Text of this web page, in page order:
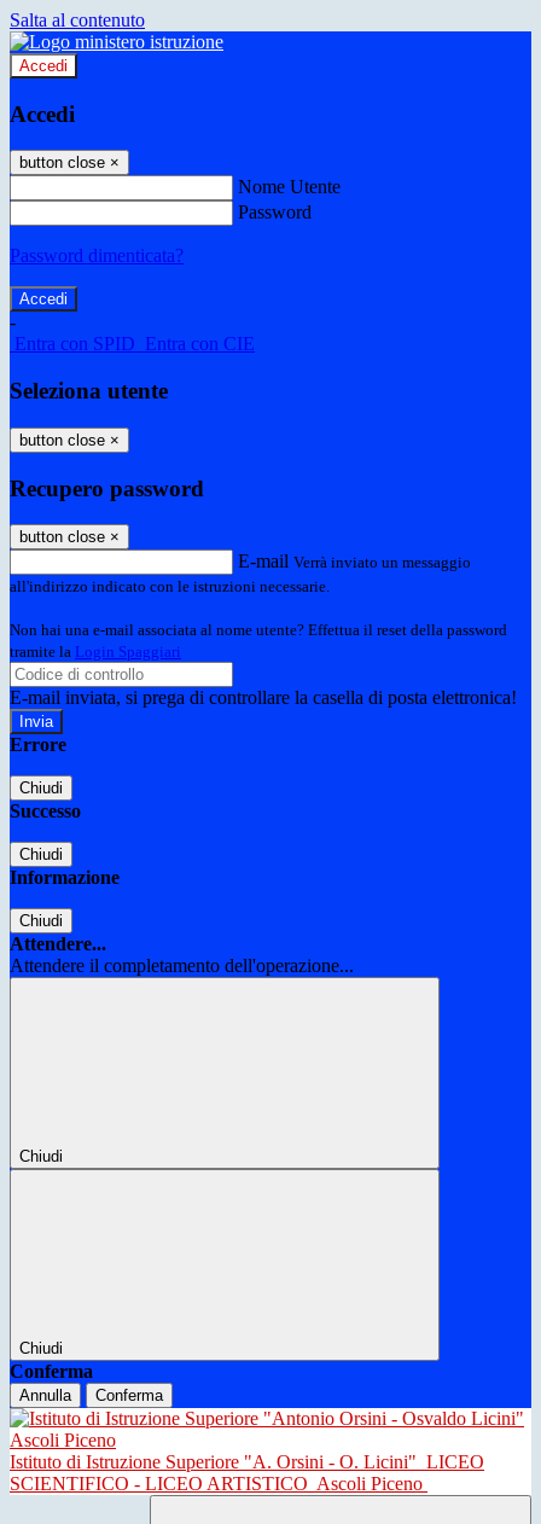
Salta al contenuto
Accedi
Accedi
button close ×
Nome Utente
Password
Password dimenticata?
-
Entra con SPID Entra con CIE
Seleziona utente
button close ×
Recupero password
button close ×
E-mail Verrà inviato un messaggio
all'indirizzo indicato con le istruzioni necessarie.
Non hai una e-mail associata al nome utente? Effettua il reset della password
tramite la Login Spaggiari
E-mail inviata, si prega di controllare la casella di posta elettronica!
Errore
Chiudi
Successo
Chiudi
Informazione
Chiudi
Attendere...
Attendere il completamento dell'operazione...
Chiudi
Chiudi
Conferma
Annulla Conferma
Istituto di Istruzione Superiore "A. Orsini - O. Licini" LICEO
SCIENTIFICO - LICEO ARTISTICO Ascoli Piceno